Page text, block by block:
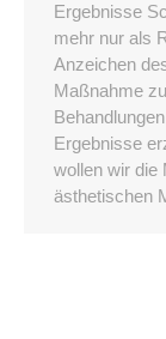
Ergebnisse
mehr nur als
Anzeichen
Maßnahme
Ergebnisse
wollen wir die
ästhetischen